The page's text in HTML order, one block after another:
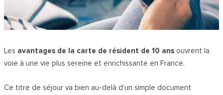
Les avantages de la carte de résident de 10 ans ouvrent la
voie à une vie plus sereine et enrichissante en France.
Ce titre de séjour va bien au-delà d’un simple document